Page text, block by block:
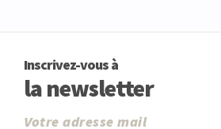
Inscrivez-vous à
la newsletter